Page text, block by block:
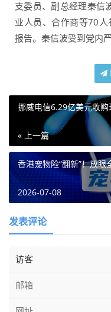
支委员、副总经理秦信
业人员、合作商等70
报告。秦信波受到党内
挪威电信6.29亿美元收
« 上一篇
香港宠物险“翻新”！放眼
2026-07-08
发表评论